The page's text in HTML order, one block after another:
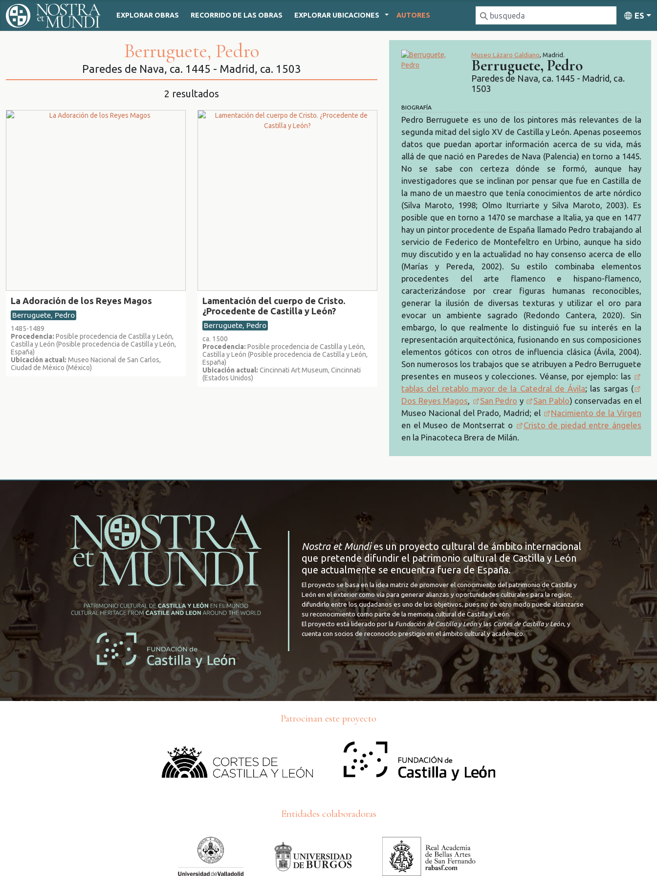
EXPLORAR OBRAS RECORRIDO DE LAS OBRAS EXPLORAR UBICACIONES AUTORES ES
Museo Lázaro Galdiano, Madrid.
Berruguete, Pedro
Paredes de Nava, ca. 1445 - Madrid, ca.
1503
BIOGRAFÍA
Pedro Berruguete es uno de los pintores más relevantes de la
segunda mitad del siglo XV de Castilla y León. Apenas poseemos
datos que puedan aportar información acerca de su vida, más
allá de que nació en Paredes de Nava (Palencia) en torno a 1445.
No se sabe con certeza dónde se formó, aunque hay
investigadores que se inclinan por pensar que fue en Castilla de
la mano de un maestro que tenía conocimientos de arte nórdico
(Silva Maroto, 1998; Olmo Iturriarte y Silva Maroto, 2003). Es
posible que en torno a 1470 se marchase a Italia, ya que en 1477
hay un pintor procedente de España llamado Pedro trabajando al
servicio de Federico de Montefeltro en Urbino, aunque ha sido
muy discutido y en la actualidad no hay consenso acerca de ello
(Marías y Pereda, 2002). Su estilo combinaba elementos
procedentes del arte flamenco e hispano-flamenco,
caracterizándose por crear figuras humanas reconocibles,
generar la ilusión de diversas texturas y utilizar el oro para
evocar un ambiente sagrado (Redondo Cantera, 2020). Sin
embargo, lo que realmente lo distinguió fue su interés en la
representación arquitectónica, fusionando en sus composiciones
elementos góticos con otros de influencia clásica (Ávila, 2004).
Son numerosos los trabajos que se atribuyen a Pedro Berruguete
presentes en museos y colecciones. Véanse, por ejemplo: las
tablas del retablo mayor de la Catedral de Ávila; las sargas (
Dos Reyes Magos
San Pedro y San Pablo) conservadas en el
Museo Nacional del Prado, Madrid; el
Nacimiento de la Virgen
en el Museo de Montserrat o
Cristo de piedad entre ángeles
en la Pinacoteca Brera de Milán.
Berruguete, Pedro
Paredes de Nava, ca. 1445 - Madrid, ca. 1503
2 resultados
La Adoración de los Reyes Magos
Berruguete, Pedro
1485-1489
Procedencia: Posible procedencia de Castilla y León,
Castilla y León (Posible procedencia de Castilla y León,
España)
Ubicación actual: Museo Nacional de San Carlos,
Ciudad de México (México)
Lamentación del cuerpo de Cristo.
¿Procedente de Castilla y León?
Berruguete, Pedro
ca. 1500
Procedencia: Posible procedencia de Castilla y León,
Castilla y León (Posible procedencia de Castilla y León,
España)
Ubicación actual: Cincinnati Art Museum, Cincinnati
(Estados Unidos)
Nostra et Mundies un proyecto cultural de ámbito internacional
que pretende difundir el patrimonio cultural de Castilla y León
que actualmente se encuentra fuera de España.
El proyecto se basa en la idea matriz de promover el conocimiento del patrimonio de Castilla y
León en el exterior como vía para generar alianzas y oportunidades culturales para la región;
difundirlo entre los ciudadanos es uno de los objetivos, pues no de otro modo puede alcanzarse
su reconocimiento como parte de la memoria cultural de Castilla y León.
El proyecto está liderado por la Fundación de Castilla y Leóny las Cortes de Castilla y León, y
cuenta con socios de reconocido prestigio en el ámbito cultural y académico.
Patrocinan este proyecto
Entidades colaboradoras